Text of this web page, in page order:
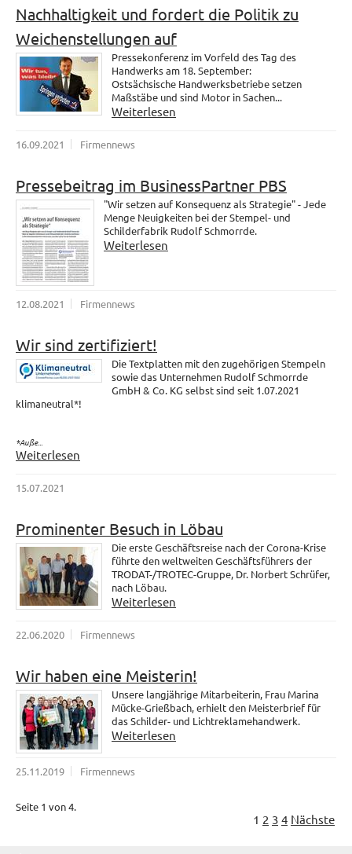
Nachhaltigkeit und fordert die Politik zu
Weichenstellungen auf
Pressekonferenz im Vorfeld des Tag des
Handwerks am 18. September:
Ostsächsische Handwerksbetriebe setzen
Maßstäbe und sind Motor in Sachen...
Weiterlesen
16.09.2021 Firmennews
Pressebeitrag im BusinessPartner PBS
"Wir setzen auf Konsequenz als Strategie" - Jede
Menge Neuigkeiten bei der Stempel- und
Schilderfabrik Rudolf Schmorrde.
Weiterlesen
12.08.2021 Firmennews
Wir sind zertifiziert!
Die Textplatten mit den zugehörigen Stempeln
sowie das Unternehmen Rudolf Schmorrde
GmbH & Co. KG selbst sind seit 1.07.2021
klimaneutral*!
*Auße...
Weiterlesen
15.07.2021
Prominenter Besuch in Löbau
Die erste Geschäftsreise nach der Corona-Krise
führte den weltweiten Geschäftsführers der
TRODAT-/TROTEC-Gruppe, Dr. Norbert Schrüfer,
nach Löbau.
Weiterlesen
22.06.2020 Firmennews
Wir haben eine Meisterin!
Unsere langjährige Mitarbeiterin, Frau Marina
Mücke-Grießbach, erhielt den Meisterbrief für
das Schilder- und Lichtreklamehandwerk.
Weiterlesen
25.11.2019 Firmennews
Seite 1 von 4.
1 2 3 4 Nächste